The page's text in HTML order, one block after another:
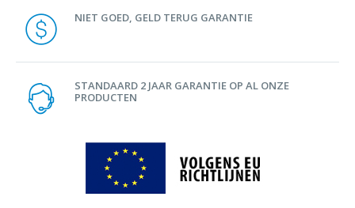
NIET GOED, GELD TERUG GARANTIE
STANDAARD 2 JAAR GARANTIE OP AL ONZE
PRODUCTEN